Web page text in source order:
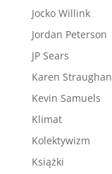
Jocko Willink
Jordan Peterson
JP Sears
Karen Straughan
Kevin Samuels
Klimat
Kolektywizm
Książki